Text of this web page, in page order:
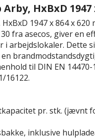
HxBxD 1947
1947 x 864 x
fra asecos, giver en
arbejdslokaler. Dette
til DIN EN 14470-
16122.
pr. stk. (jævnt
inklusive